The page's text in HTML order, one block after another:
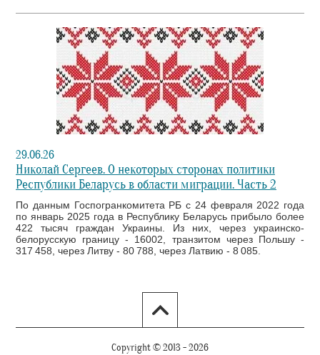
29.06.26
Николай Сергеев. О некоторых сторонах политики
Республики Беларусь в области миграции. Часть 2
По данным Госпогранкомитета РБ с 24 февраля 2022 года
по январь 2025 года в Республику Беларусь прибыло более
422 тысяч граждан Украины. Из них, через украинско-
белорусскую границу - 16002, транзитом через Польшу -
317 458, через Литву - 80 788, через Латвию - 8 085.
Copyright © 2013 - 2026